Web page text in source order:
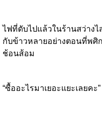
ไฟที่ดับไปแล้วในร้านสว่าง
กับข้าวหลายอย่างตอนที่พศิ
ช้อนส้อม
“ซื้ออะไรมาเยอะแยะเลยคะ”